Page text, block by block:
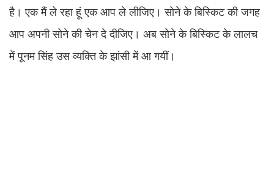
है। एक मैं ले रहा हूं एक आप ले लीजिए। सोने के बिस्किट की जगह
आप अपनी सोने की चेन दे दीजिए। अब सोने के बिस्किट के लालच
में पूनम सिंह उस व्यक्ति के झांसी में आ गयीं।